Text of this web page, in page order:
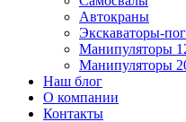
Автокраны
Экскаваторы-
Манипуляторы
Манипуляторы
Наш блог
О компании
Контакты